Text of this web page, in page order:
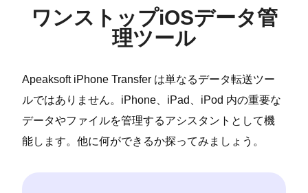
ワンストップiOSデータ管
理ツール
Apeaksoft iPhone Transfer は単なるデータ転送ツー
ルではありません。iPhone、iPad、iPod 内の重要な
データやファイルを管理するアシスタントとして機
能します。他に何ができるか探ってみましょう。